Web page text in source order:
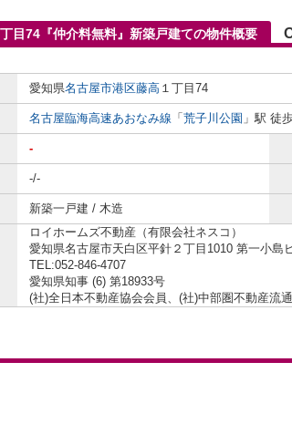
目74『仲介料無料』新築戸建ての物件概要
愛知県名古屋市港区藤高 １丁目74
名古屋臨海高速あおなみ線 「 荒子川公園 」駅 徒
-
-/-
新築一戸建 / 木造
ロイホームズ不動産（有限会社ネスコ）
愛知県名古屋市天白区平針２丁目1010 第一小島
TEL:052-846-4707
愛知県知事 (6) 第18933号
(社)全日本不動産協会会員、(社)中部圏不動産流